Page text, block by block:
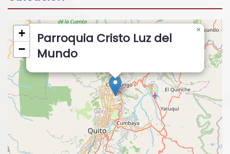
Parroquia Cristo Luz del
Mundo
×
+
−